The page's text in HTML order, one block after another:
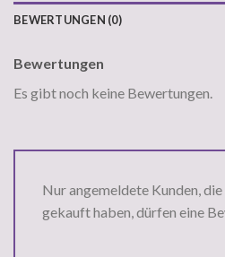
BEWERTUNGEN (0)
Bewertungen
Es gibt noch keine Bewertungen.
Nur angemeldete Kunden,
gekauft haben, dürfen eine